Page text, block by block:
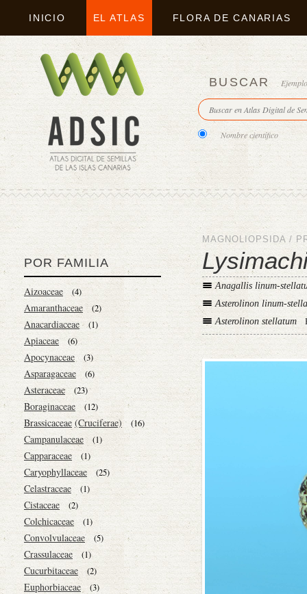
INICIO EL ATLAS FLORA DE CANARIAS
BUSCAR
Nombre científico
POR FAMILIA
Aizoaceae (4)
Amaranthaceae (2)
Anacardiaceae (1)
Apiaceae (6)
Apocynaceae (3)
Asparagaceae (6)
Asteraceae (23)
Boraginaceae (12)
Brassicaceae (Cruciferae) (16)
Campanulaceae (1)
Capparaceae (1)
Caryophyllaceae (25)
Celastraceae (1)
Cistaceae (2)
Colchicaceae (1)
Convolvulaceae (5)
Crassulaceae (1)
Cucurbitaceae (2)
Euphorbiaceae (3)
MAGNOLIOPSIDA /
Anagallis linum-
Asterolinon linum-
Asterolinon stellatum